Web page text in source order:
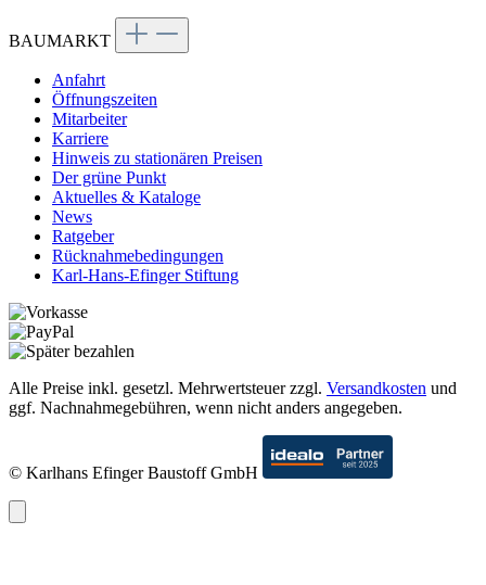
BAUMARKT
Anfahrt
Öffnungszeiten
Mitarbeiter
Karriere
Hinweis zu stationären Preisen
Der grüne Punkt
Aktuelles & Kataloge
News
Ratgeber
Rücknahmebedingungen
Karl-Hans-Efinger Stiftung
Alle Preise inkl. gesetzl. Mehrwertsteuer zzgl. Versandkosten und
ggf. Nachnahmegebühren, wenn nicht anders angegeben.
© Karlhans Efinger Baustoff GmbH